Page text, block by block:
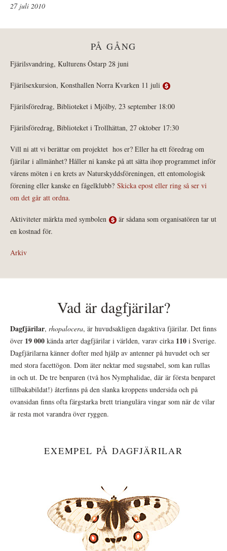
27 juli 2010
PÅ GÅNG
Fjärilsvandring, Kulturens Östarp 28 juni
Fjärilsexkursion, Konsthallen Norra Kvarken 11 juli
Fjärilsföredrag, Biblioteket i Mjölby, 23 september 18:00
Fjärilsföredrag, Biblioteket i Trollhättan, 27 oktober 17:30
Vill ni att vi berättar om projektet hos er? Eller ha ett föredrag om
fjärilar i allmänhet? Håller ni kanske på att sätta ihop programmet inför
vårens möten i en krets av Naturskyddsföreningen, ett entomologisk
förening eller kanske en fågelklubb? Skicka epost eller ring så ser vi
om det går att ordna.
Aktiviteter märkta med symbolen
är sådana som organisatören tar ut
en kostnad för.
Arkiv
Vad är dagfjärilar?
Dagfjärilar, rhopalocera, är huvudsakligen dagaktiva fjärilar. Det finns
över 19 000 kända arter dagfjärilar i världen, varav cirka 110 i Sverige.
Dagfjärilarna känner dofter med hjälp av antenner på huvudet och ser
med stora facettögon. Dom äter nektar med sugsnabel, som kan rullas
in och ut. De tre benparen (två hos Nymphalidae, där är första benparet
tillbakabildat!) återfinns på den slanka kroppens undersida och på
ovansidan finns ofta färgstarka brett triangulära vingar som när de vilar
är resta mot varandra över ryggen.
EXEMPEL PÅ DAGFJÄRILAR